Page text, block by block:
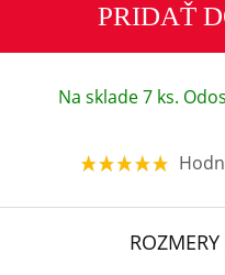
PRIDAŤ
Na sklade 7 ks.
ROZMERY